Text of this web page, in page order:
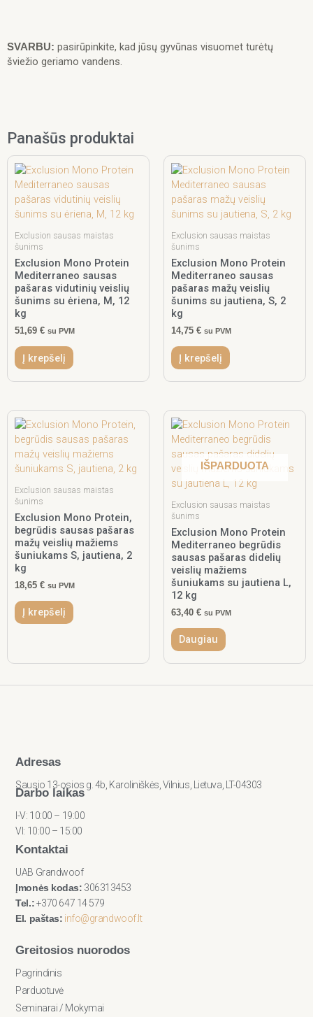
SVARBU: pasirūpinkite, kad jūsų gyvūnas visuomet turėtų
šviežio geriamo vandens.
Panašūs produktai
Exclusion sausas maistas
šunims
Exclusion Mono Protein
Mediterraneo sausas
pašaras vidutinių veislių
šunims su ėriena, M, 12
kg
51,69 € su PVM
Į krepšelį
Exclusion sausas maistas
šunims
Exclusion Mono Protein
Mediterraneo sausas
pašaras mažų veislių
šunims su jautiena, S, 2
kg
14,75 € su PVM
Į krepšelį
Exclusion sausas maistas
šunims
Exclusion Mono Protein,
begrūdis sausas pašaras
mažų veislių mažiems
šuniukams S, jautiena, 2
kg
18,65 € su PVM
Į krepšelį
IŠPARDUOTA
Exclusion sausas maistas
šunims
Exclusion Mono Protein
Mediterraneo begrūdis
sausas pašaras didelių
veislių mažiems
šuniukams su jautiena L,
12 kg
63,40 € su PVM
Daugiau
Adresas
Sausio 13-osios g. 4b, Karoliniškės, Vilnius, Lietuva, LT-04303
Darbo laikas
I-V: 10:00 – 19:00
VI: 10:00 – 15:00
Kontaktai
UAB Grandwoof
Įmonės kodas: 306313453
Tel.:+370 647 14 579
El. paštas: info@grandwoof.lt
Greitosios nuorodos
Pagrindinis
Parduotuvė
Seminarai / Mokymai